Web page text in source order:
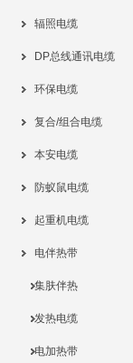
辐照电缆
DP总线通讯电缆
环保电缆
复合/组合电缆
本安电缆
防蚁鼠电缆
起重机电缆
电伴热带
集肤伴热
发热电缆
电加热带